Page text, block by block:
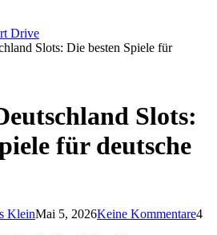
Slots: Die besten Spiele für
Slots:
für deutsche
KleinMai 5, 2026Keine Kommentare4